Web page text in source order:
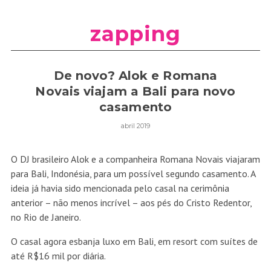
zapping
De novo? Alok e Romana
Novais viajam a Bali para novo
casamento
abril 2019
O DJ brasileiro Alok e a companheira Romana Novais viajaram
para Bali, Indonésia, para um possível segundo casamento. A
ideia já havia sido mencionada pelo casal na cerimônia
anterior – não menos incrível – aos pés do Cristo Redentor,
no Rio de Janeiro.
O casal agora esbanja luxo em Bali, em resort com suítes de
até R$16 mil por diária.